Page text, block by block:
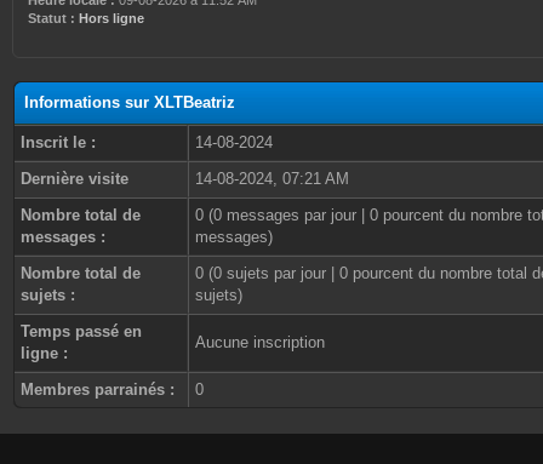
Statut : Hors ligne
Informations sur XLTBeatriz
Inscrit le :
14-08-2024
Dernière visite
14-08-2024, 07:21 AM
Nombre total de
messages :
0 (0 messages par jour | 0 pourcent du nombre
messages)
Nombre total de
sujets :
0 (0 sujets par jour | 0 pourcent du nombre total
sujets)
Temps passé en
ligne :
Aucune inscription
Membres parrainés : 0